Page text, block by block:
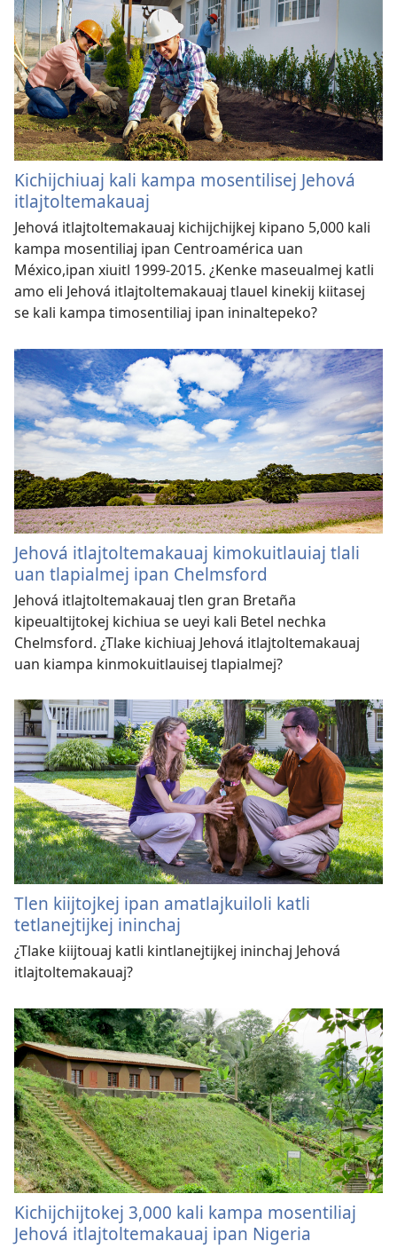
Kichijchiuaj kali kampa mosentilisej Jehová
itlajtoltemakauaj
Jehová itlajtoltemakauaj kichijchijkej kipano 5,000 kali
kampa mosentiliaj ipan Centroamérica uan
México,ipan xiuitl 1999-2015. ¿Kenke maseualmej katli
amo eli Jehová itlajtoltemakauaj tlauel kinekij kiitasej
se kali kampa timosentiliaj ipan ininaltepeko?
Jehová itlajtoltemakauaj kimokuitlauiaj tlali
uan tlapialmej ipan Chelmsford
Jehová itlajtoltemakauaj tlen gran Bretaña
kipeualtijtokej kichiua se ueyi kali Betel nechka
Chelmsford. ¿Tlake kichiuaj Jehová itlajtoltemakauaj
uan kiampa kinmokuitlauisej tlapialmej?
Tlen kiijtojkej ipan amatlajkuiloli katli
tetlanejtijkej ininchaj
¿Tlake kiijtouaj katli kintlanejtijkej ininchaj Jehová
itlajtoltemakauaj?
Kichijchijtokej 3,000 kali kampa mosentiliaj
Jehová itlajtoltemakauaj ipan Nigeria